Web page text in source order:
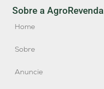
Sobre a AgroRevenda
Home
Sobre
Anuncie